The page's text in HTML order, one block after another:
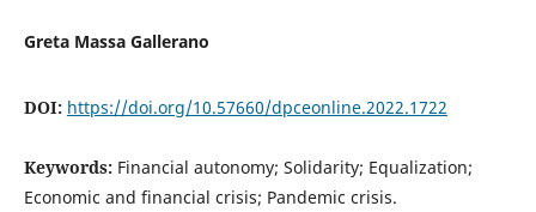
Greta Massa Gallerano
DOI: https://doi.org/10.57660/dpceonline.2022.1722
Keywords: Financial autonomy; Solidarity; Equalization;
Economic and financial crisis; Pandemic crisis.